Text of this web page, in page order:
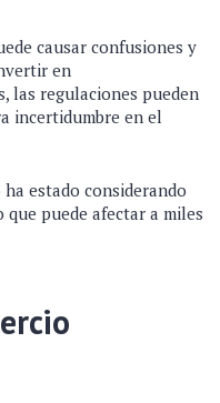
causar confusiones y
en
las regulaciones pueden
incertidumbre en el
estado considerando
puede afectar a miles